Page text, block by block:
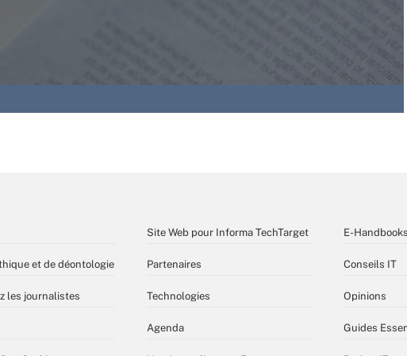
et de déontologie
les journalistes
Site Web pour Informa TechTarget
Partenaires
Technologies
Agenda
E-Handbooks
Conseils IT
Opinions
Guides